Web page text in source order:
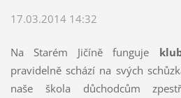
17.03.2014 14:32
Na Starém Jičíně funguje
pravidelně schází na svých
naše škola důchodcům